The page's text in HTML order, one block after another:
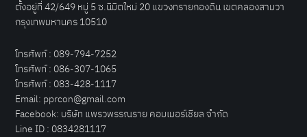
ตั้งอยู่ที่ 42/649 หมู่ 5 ซ.นิมิตใหม่ 20 แขวงทรายกองดิน เขตคลองสามวา
กรุงเทพมหานคร 10510
โทรศัพท์ : 089-794-7252
โทรศัพท์ : 086-307-1065
โทรศัพท์ : 083-428-1117
Email: pprcon@gmail.com
Facebook: บริษัท แพรวพรรณราย คอมเมอร์เชียล จำกัด
Line ID : 0834281117